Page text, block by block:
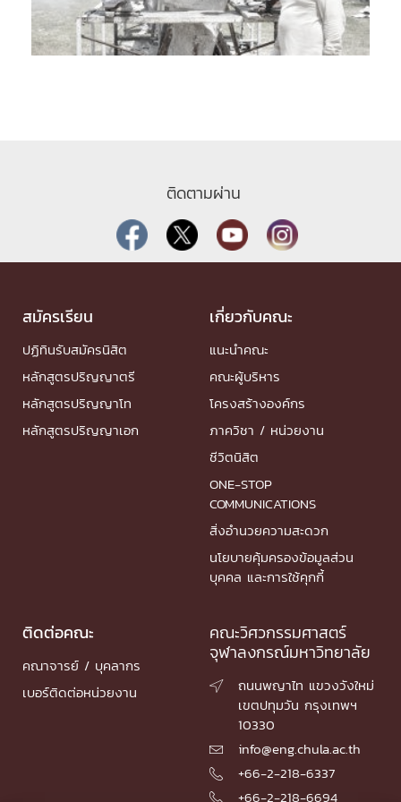
ติดตามผ่าน
สมัครเรียน
ปฏิทินรับสมัครนิสิต
หลักสูตรปริญญาตรี
หลักสูตรปริญญาโท
หลักสูตรปริญญาเอก
เกี่ยวกับคณะ
แนะนำคณะ
คณะผู้บริหาร
โครงสร้างองค์กร
ภาควิชา / หน่วยงาน
ชีวิตนิสิต
ONE-STOP
COMMUNICATIONS
สิ่งอำนวยความสะดวก
นโยบายคุ้มครองข้อมูลส่วน
บุคคล และการใช้คุกกี้
ติดต่อคณะ
คณาจารย์ / บุคลากร
เบอร์ติดต่อหน่วยงาน
คณะวิศวกรรมศาสตร์
จุฬาลงกรณ์มหาวิทยาลัย

ถนนพญาไท แขวงวังใหม่
เขตปทุมวัน กรุงเทพฯ
10330
 info@eng.chula.ac.th
 +66-2-218-6337
 +66-2-218-6694